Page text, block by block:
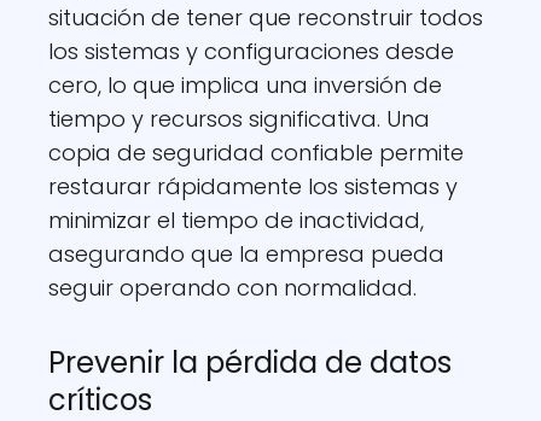
situación de tener que reconstruir todos
los sistemas y configuraciones desde
cero, lo que implica una inversión de
tiempo y recursos significativa. Una
copia de seguridad confiable permite
restaurar rápidamente los sistemas y
minimizar el tiempo de inactividad,
asegurando que la empresa pueda
seguir operando con normalidad.
Prevenir la pérdida de datos
críticos